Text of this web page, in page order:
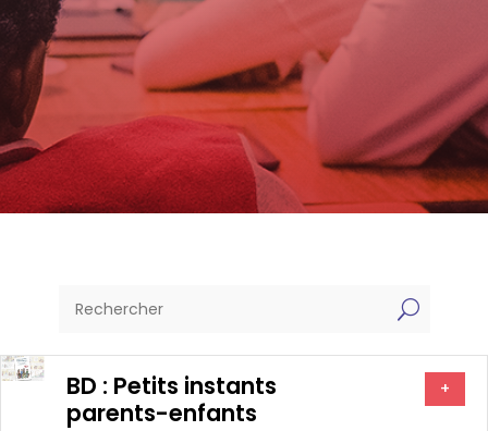
U
BD : Petits instants
parents-enfants
+